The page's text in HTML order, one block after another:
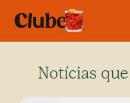
Notícias